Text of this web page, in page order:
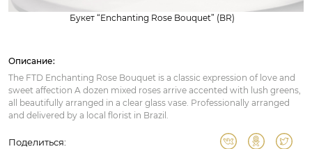
Букет “Enchanting Rose Bouquet” (BR)
Описание:
The FTD Enchanting Rose Bouquet is a classic expression of love and
sweet affection A dozen mixed roses arrive accented with lush greens,
all beautifully arranged in a clear glass vase. Professionally arranged
and delivered by a local florist in Brazil.
Поделиться: